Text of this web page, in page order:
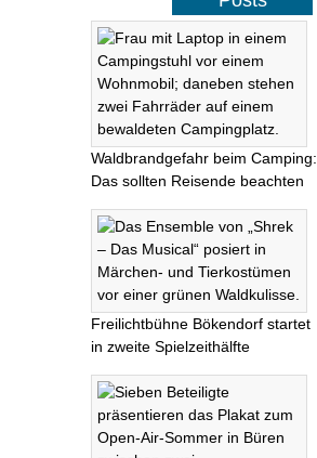
Waldbrandgefahr beim Camping:
Das sollten Reisende beachten
Freilichtbühne Bökendorf startet
in zweite Spielzeithälfte